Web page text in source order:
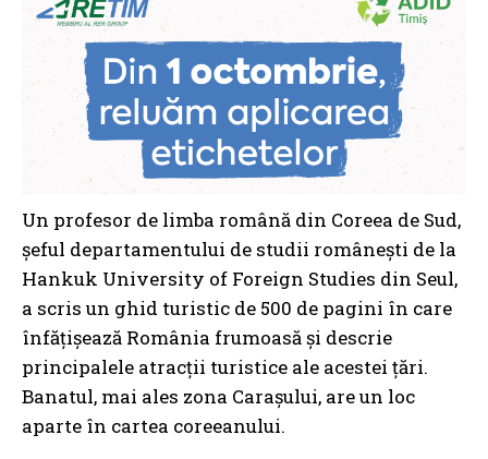
Un profesor de limba română din Coreea de Sud,
şeful departamentului de studii româneşti de la
Hankuk University of Foreign Studies din Seul,
a scris un ghid turistic de 500 de pagini în care
înfăţişează România frumoasă şi descrie
principalele atracţii turistice ale acestei ţări.
Banatul, mai ales zona Carașului, are un loc
aparte în cartea coreeanului.